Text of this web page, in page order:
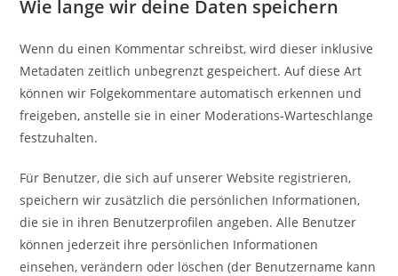
Wie lange wir deine Daten speichern
Wenn du einen Kommentar schreibst, wird dieser inklusive
Metadaten zeitlich unbegrenzt gespeichert. Auf diese Art
können wir Folgekommentare automatisch erkennen und
freigeben, anstelle sie in einer Moderations-Warteschlange
festzuhalten.
Für Benutzer, die sich auf unserer Website registrieren,
speichern wir zusätzlich die persönlichen Informationen,
die sie in ihren Benutzerprofilen angeben. Alle Benutzer
können jederzeit ihre persönlichen Informationen
einsehen, verändern oder löschen (der Benutzername kann